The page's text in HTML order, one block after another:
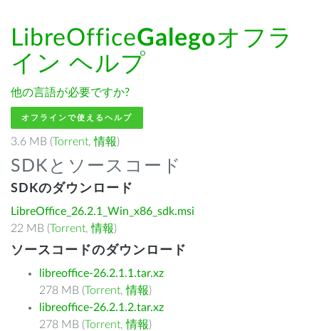
LibreOfficeGalegoオフラ
イン ヘルプ
他の言語が必要ですか?
オフラインで使えるヘルプ
3.6 MB (Torrent,情報)
SDKとソースコード
SDKのダウンロード
LibreOffice_26.2.1_Win_x86_sdk.msi
22 MB (Torrent,情報)
ソースコードのダウンロード
libreoffice-26.2.1.1.tar.xz
278 MB (Torrent,情報)
libreoffice-26.2.1.2.tar.xz
278 MB (Torrent,情報)